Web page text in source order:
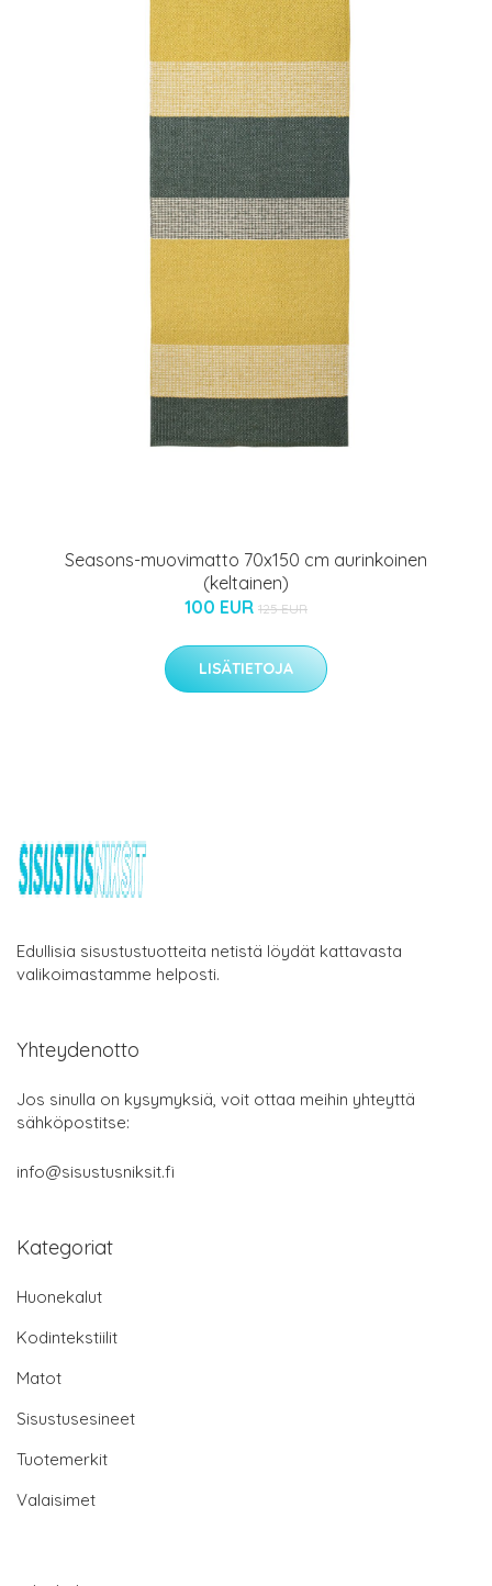
Seasons-muovimatto 70x150 cm aurinkoinen
(keltainen)
100 EUR 125 EUR
LISÄTIETOJA
Edullisia sisustustuotteita netistä löydät kattavasta
valikoimastamme helposti.
Yhteydenotto
Jos sinulla on kysymyksiä, voit ottaa meihin yhteyttä
sähköpostitse:
info@sisustusniksit.fi
Kategoriat
Huonekalut
Kodintekstiilit
Matot
Sisustusesineet
Tuotemerkit
Valaisimet